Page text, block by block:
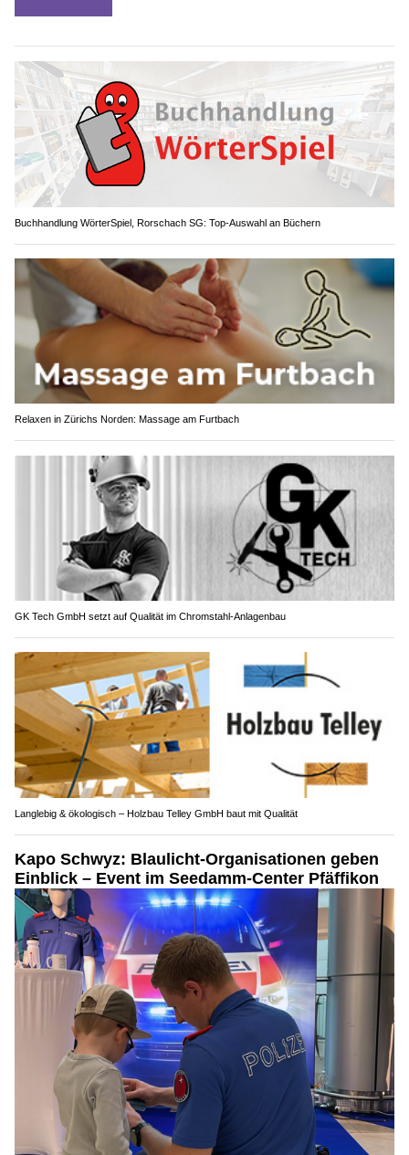
Buchhandlung WörterSpiel, Rorschach SG: Top-Auswahl an Büchern
Relaxen in Zürichs Norden: Massage am Furtbach
GK Tech GmbH setzt auf Qualität im Chromstahl-Anlagenbau
Langlebig & ökologisch – Holzbau Telley GmbH baut mit Qualität
Kapo Schwyz: Blaulicht-Organisationen geben
Einblick – Event im Seedamm-Center Pfäffikon